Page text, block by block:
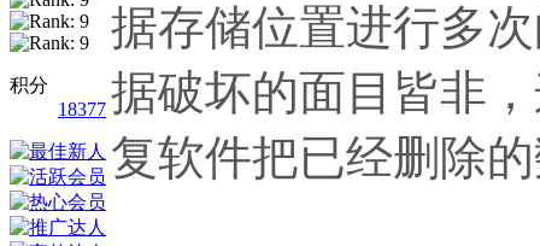
积分
18377
据存储位置进行多
据破坏的面目皆非
复软件把已经删除